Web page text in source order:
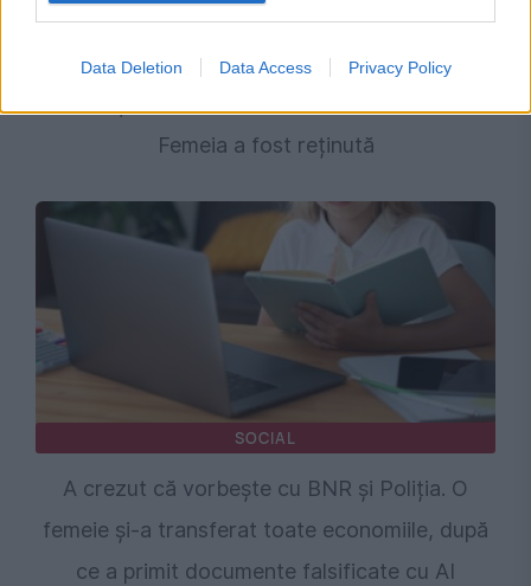
Data Deletion Data Access Privacy Policy
JUSTITIE
Bărbatul găsit îngropat într-o curte din
Femeia a fost reținută
SOCIAL
A crezut că vorbește cu BNR și Poliția. O
femeie și-a transferat toate economiile, după
ce a primit documente falsificate cu AI